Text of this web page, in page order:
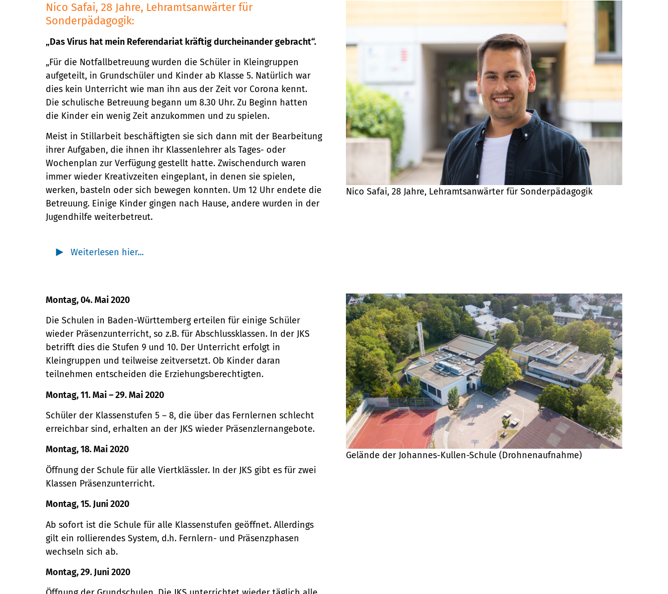
Nico Safai, 28 Jahre, Lehramtsanwärter für
Sonderpädagogik:
„Das Virus hat mein Referendariat kräftig durcheinander gebracht“.
„Für die Notfallbetreuung wurden die Schüler in Kleingruppen
aufgeteilt, in Grundschüler und Kinder ab Klasse 5. Natürlich war
dies kein Unterricht wie man ihn aus der Zeit vor Corona kennt.
Die schulische Betreuung begann um 8.30 Uhr. Zu Beginn hatten
die Kinder ein wenig Zeit anzukommen und zu spielen.
Meist in Stillarbeit beschäftigten sie sich dann mit der Bearbeitung
ihrer Aufgaben, die ihnen ihr Klassenlehrer als Tages- oder
Wochenplan zur Verfügung gestellt hatte. Zwischendurch waren
immer wieder Kreativzeiten eingeplant, in denen sie spielen,
werken, basteln oder sich bewegen konnten. Um 12 Uhr endete die
Betreuung. Einige Kinder gingen nach Hause, andere wurden in der
Jugendhilfe weiterbetreut.
Weiterlesen hier...
Nico Safai, 28 Jahre, Lehramtsanwärter für Sonderpädagogik
Montag, 04. Mai 2020
Die Schulen in Baden-Württemberg erteilen für einige Schüler
wieder Präsenzunterricht, so z.B. für Abschlussklassen. In der JKS
betrifft dies die Stufen 9 und 10. Der Unterricht erfolgt in
Kleingruppen und teilweise zeitversetzt. Ob Kinder daran
teilnehmen entscheiden die Erziehungsberechtigten.
Montag, 11. Mai – 29. Mai 2020
Schüler der Klassenstufen 5 – 8, die über das Fernlernen schlecht
erreichbar sind, erhalten an der JKS wieder Präsenzlernangebote.
Montag, 18. Mai 2020
Öffnung der Schule für alle Viertklässler. In der JKS gibt es für zwei
Klassen Präsenzunterricht.
Montag, 15. Juni 2020
Ab sofort ist die Schule für alle Klassenstufen geöffnet. Allerdings
gilt ein rollierendes System, d.h. Fernlern- und Präsenzphasen
wechseln sich ab.
Montag, 29. Juni 2020
Gelände der Johannes-Kullen-Schule (Drohnenaufnahme)